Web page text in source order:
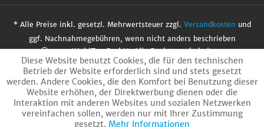
* Alle Preise inkl. gesetzl. Mehrwertsteuer zzgl. Versandkosten und
ggf. Nachnahmegebühren, wenn nicht anders beschrieben
© 2017 WobiTec GmbH. Alle Rechte vorbehalten.
Diese Website benutzt Cookies, die für den technischen
Betrieb der Website erforderlich sind und stets gesetzt
werden. Andere Cookies, die den Komfort bei Benutzung dieser
Website erhöhen, der Direktwerbung dienen oder die
Interaktion mit anderen Websites und sozialen Netzwerken
vereinfachen sollen, werden nur mit Ihrer Zustimmung
gesetzt. Mehr Informationen